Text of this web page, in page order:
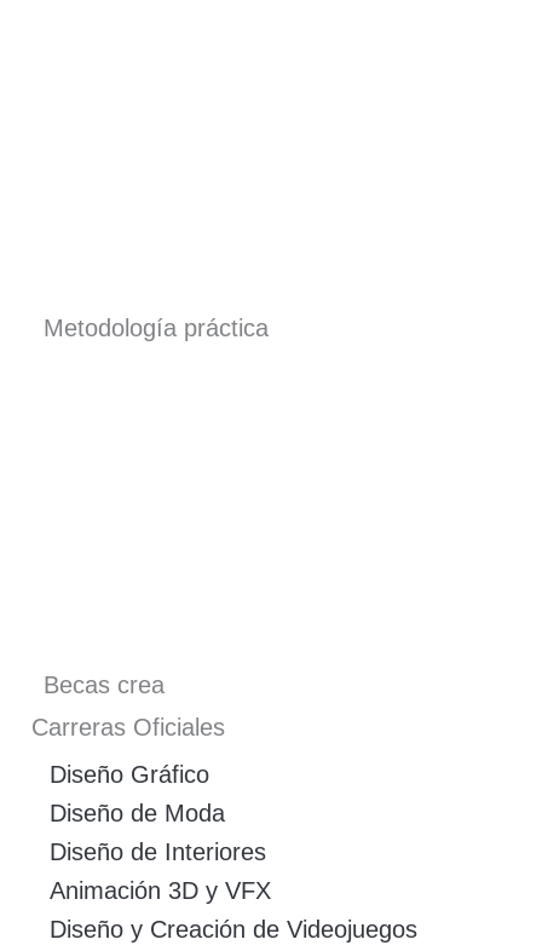
Metodología práctica
Becas crea
Carreras Oficiales
Diseño Gráfico
Diseño de Moda
Diseño de Interiores
Animación 3D y VFX
Diseño y Creación de Videojuegos